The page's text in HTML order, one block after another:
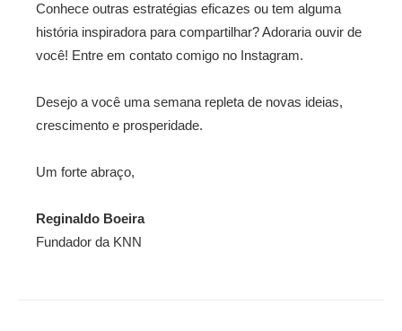
Conhece outras estratégias eficazes ou tem alguma
história inspiradora para compartilhar? Adoraria ouvir de
você! Entre em contato comigo no Instagram.
Desejo a você uma semana repleta de novas ideias,
crescimento e prosperidade.
Um forte abraço,
Reginaldo Boeira
Fundador da KNN